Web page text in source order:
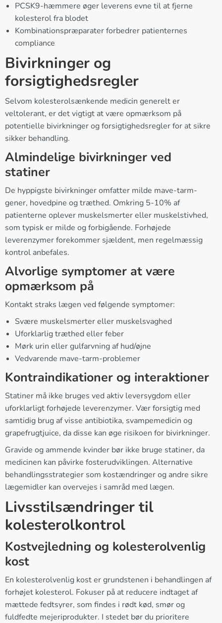
PCSK9-hæmmere øger leverens evne til at fjerne
kolesterol fra blodet
Kombinationspræparater forbedrer patienternes
compliance
Bivirkninger og
forsigtighedsregler
Selvom kolesterolsænkende medicin generelt er
veltolerant, er det vigtigt at være opmærksom på
potentielle bivirkninger og forsigtighedsregler for at sikre
sikker behandling.
Almindelige bivirkninger ved
statiner
De hyppigste bivirkninger omfatter milde mave-tarm-
gener, hovedpine og træthed. Omkring 5-10% af
patienterne oplever muskelsmerter eller muskelstivhed,
som typisk er milde og forbigående. Forhøjede
leverenzymer forekommer sjældent, men regelmæssig
kontrol anbefales.
Alvorlige symptomer at være
opmærksom på
Kontakt straks lægen ved følgende symptomer:
Svære muskelsmerter eller muskelsvaghed
Uforklarlig træthed eller feber
Mørk urin eller gulfarvning af hud/øjne
Vedvarende mave-tarm-problemer
Kontraindikationer og interaktioner
Statiner må ikke bruges ved aktiv leversygdom eller
uforklarligt forhøjede leverenzymer. Vær forsigtig med
samtidig brug af visse antibiotika, svampemedicin og
grapefrugtjuice, da disse kan øge risikoen for bivirkninger.
Gravide og ammende kvinder bør ikke bruge statiner, da
medicinen kan påvirke fosterudviklingen. Alternative
behandlingsstrategier som kostændringer og andre sikre
lægemidler kan overvejes i samråd med lægen.
Livsstilsændringer til
kolesterolkontrol
Kostvejledning og kolesterolvenlig
kost
En kolesterolvenlig kost er grundstenen i behandlingen af
forhøjet kolesterol. Fokuser på at reducere indtaget af
mættede fedtsyrer, som findes i rødt kød, smør og
fuldfedte mejeriprodukter. I stedet bør du prioritere